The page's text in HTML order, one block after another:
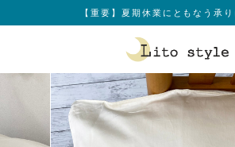
【重要】夏期休業にともなう承